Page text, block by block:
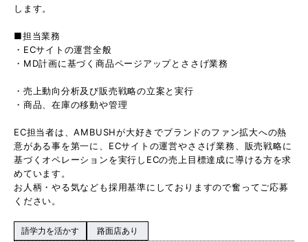
します。
■担当業務
・ECサイトの運営全般
・MD計画に基づく商品ページアップとささげ業務
・売上動向分析及び販売戦略の立案と実行
・商品、在庫の移動や管理
EC担当者は、AMBUSHが大好きでブランドのファン拡大への熱
意がある事を第一に、ECサイトの運営やささげ業務、販売戦略に
基づくオペレーションを実行しECの売上目標達成に導ける方を求
めています。
お人柄・やる気なども採用基準にしておりますので奮ってご応募
ください。
語学力を活かす 路面店あり